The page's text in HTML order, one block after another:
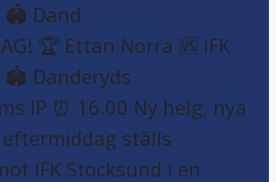
🏟️ Dand